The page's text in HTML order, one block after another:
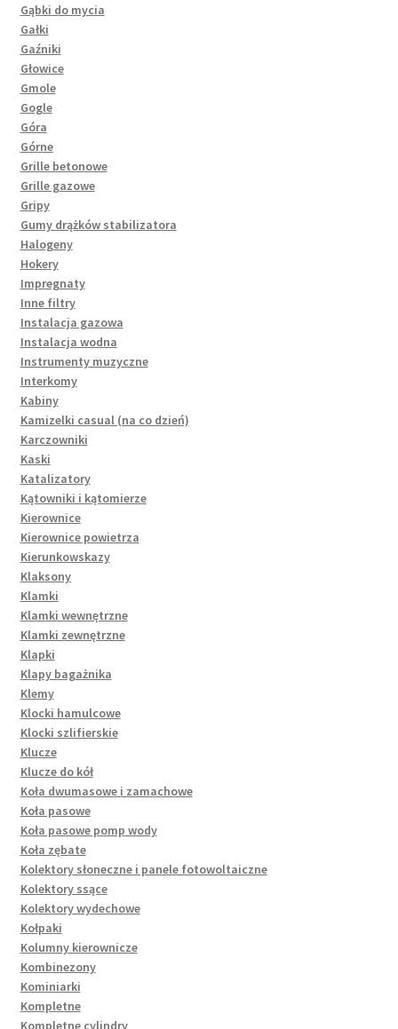
Gąbki do mycia
Gałki
Gaźniki
Głowice
Gmole
Gogle
Góra
Górne
Grille betonowe
Grille gazowe
Gripy
Gumy drążków stabilizatora
Halogeny
Hokery
Impregnaty
Inne filtry
Instalacja gazowa
Instalacja wodna
Instrumenty muzyczne
Interkomy
Kabiny
Kamizelki casual (na co dzień)
Karczowniki
Kaski
Katalizatory
Kątowniki i kątomierze
Kierownice
Kierownice powietrza
Kierunkowskazy
Klaksony
Klamki
Klamki wewnętrzne
Klamki zewnętrzne
Klapki
Klapy bagażnika
Klemy
Klocki hamulcowe
Klocki szlifierskie
Klucze
Klucze do kół
Koła dwumasowe i zamachowe
Koła pasowe
Koła pasowe pomp wody
Koła zębate
Kolektory słoneczne i panele fotowoltaiczne
Kolektory ssące
Kolektory wydechowe
Kołpaki
Kolumny kierownicze
Kombinezony
Kominiarki
Kompletne
Kompletne cylindry